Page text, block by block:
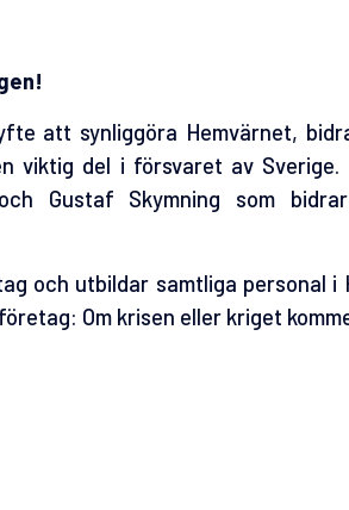
att synliggöra Hemvärnet,
viktig del i försvaret av Sverige.
Gustaf Skymning som
och utbildar samtliga personal i
Om krisen eller kriget